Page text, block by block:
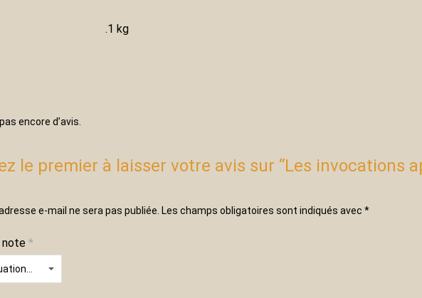
.1 kg
pas encore d’avis.
le premier à laisser votre avis sur “Les invocations
e-mail ne sera pas publiée. Les champs obligatoires sont indiqués avec *
*